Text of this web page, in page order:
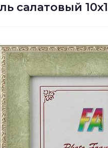
салатовый